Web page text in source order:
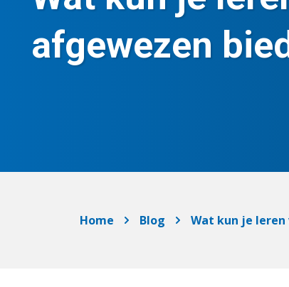
afgewezen
Home Blog Wat kun je